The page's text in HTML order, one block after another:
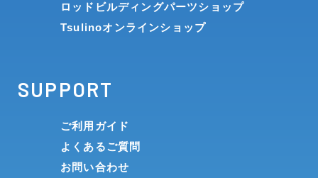
ロッドビルディングパーツショップ
Tsulinoオンラインショップ
SUPPORT
ご利用ガイド
よくあるご質問
お問い合わせ